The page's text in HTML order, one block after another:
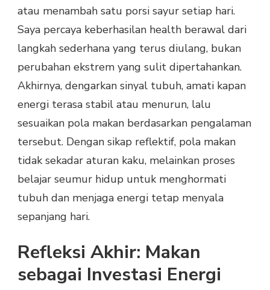
atau menambah satu porsi sayur setiap hari.
Saya percaya keberhasilan health berawal dari
langkah sederhana yang terus diulang, bukan
perubahan ekstrem yang sulit dipertahankan.
Akhirnya, dengarkan sinyal tubuh, amati kapan
energi terasa stabil atau menurun, lalu
sesuaikan pola makan berdasarkan pengalaman
tersebut. Dengan sikap reflektif, pola makan
tidak sekadar aturan kaku, melainkan proses
belajar seumur hidup untuk menghormati
tubuh dan menjaga energi tetap menyala
sepanjang hari.
Refleksi Akhir: Makan
sebagai Investasi Energi